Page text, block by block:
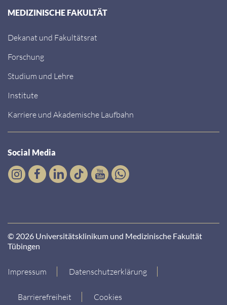
MEDIZINISCHE FAKULTÄT
Dekanat und Fakultätsrat
Forschung
Studium und Lehre
Institute
Karriere und Akademische Laufbahn
Social Media
© 2026 Universitätsklinikum und Medizinische Fakultät
Tübingen
Impressum Datenschutzerklärung
Barrierefreiheit Cookies